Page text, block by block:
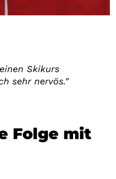
Skikurs
sehr nervös."
Folge mit